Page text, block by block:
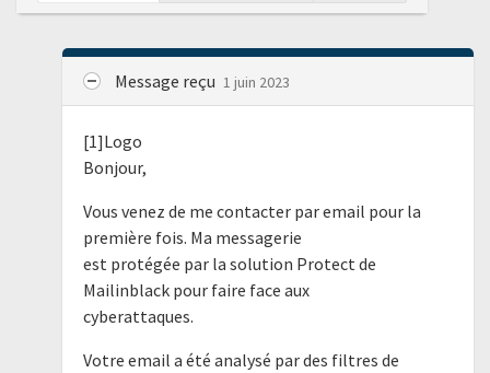
Message reçu 1 juin 2023
[1]Logo
Bonjour,
Vous venez de me contacter par email pour la
première fois. Ma messagerie
est protégée par la solution Protect de
Mailinblack pour faire face aux
cyberattaques.
Votre email a été analysé par des filtres de